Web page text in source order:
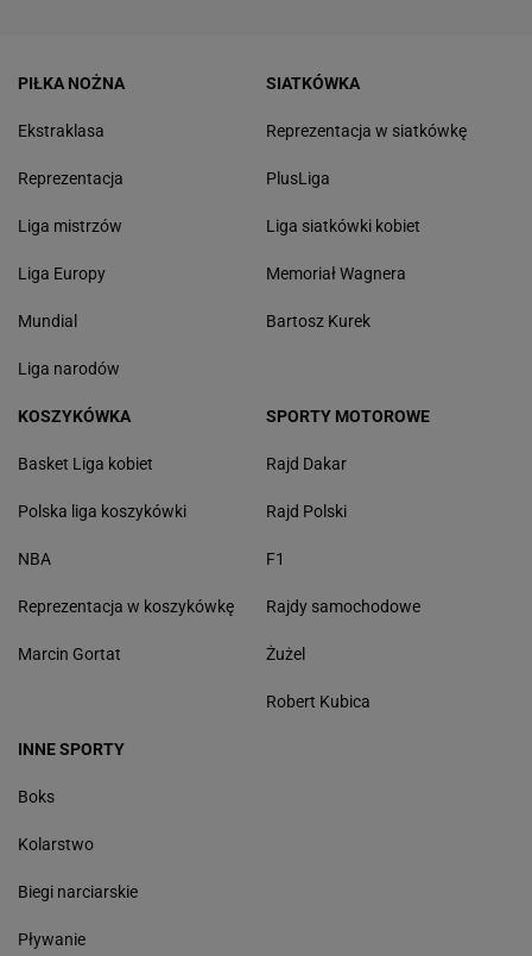
PIŁKA NOŻNA
Ekstraklasa
Reprezentacja
Liga mistrzów
Liga Europy
Mundial
Liga narodów
SIATKÓWKA
Reprezentacja w siatkówkę
PlusLiga
Liga siatkówki kobiet
Memoriał Wagnera
Bartosz Kurek
KOSZYKÓWKA
Basket Liga kobiet
Polska liga koszykówki
NBA
Reprezentacja w koszykówkę
Marcin Gortat
SPORTY MOTOROWE
Rajd Dakar
Rajd Polski
F1
Rajdy samochodowe
Żużel
Robert Kubica
INNE SPORTY
Boks
Kolarstwo
Biegi narciarskie
Pływanie